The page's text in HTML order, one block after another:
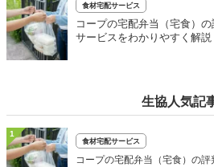
食材宅配サービス
コープの宅配弁当（宅食）
サービスをわかりやすく解説
生協人気記
1
食材宅配サービス
コープの宅配弁当（宅食）の